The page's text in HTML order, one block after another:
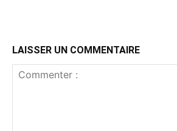
LAISSER UN COMMENTAIRE